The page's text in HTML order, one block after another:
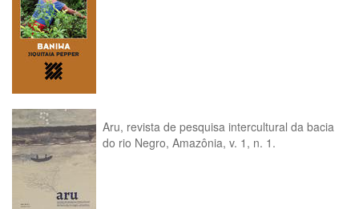
Aru, revista de pesquisa intercultural da bacia
do rio Negro, Amazônia, v. 1, n. 1.